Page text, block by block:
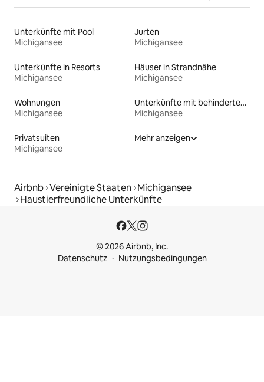
Unterkünfte mit Pool
Michigansee
Jurten
Michigansee
Unterkünfte in Resorts
Michigansee
Häuser in Strandnähe
Michigansee
Wohnungen
Michigansee
Unterkünfte mit behindertengerechtem Bett
Michigansee
Privatsuiten
Michigansee
Mehr anzeigen
Airbnb Vereinigte Staaten Michigansee
Haustierfreundliche Unterkünfte
© 2026 Airbnb, Inc.
Datenschutz
Nutzungsbedingungen